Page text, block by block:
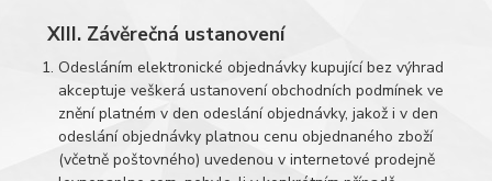
XIII. Závěrečná ustanovení
Odesláním elektronické objednávky kupující bez výhrad
akceptuje veškerá ustanovení obchodních podmínek ve
znění platném v den odeslání objednávky, jakož i v den
odeslání objednávky platnou cenu objednaného zboží
(včetně poštovného) uvedenou v internetové prodejně